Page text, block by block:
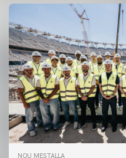
NOU MESTALLA